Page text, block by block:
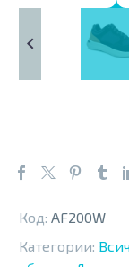
Код: AF200W
Категории: